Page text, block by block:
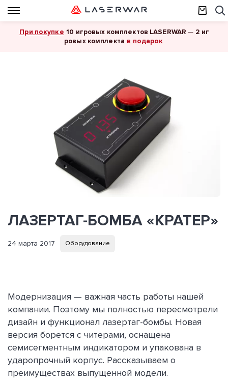
При покупке 10 игровых комплектов LASERWAR — 2 иг
ровых комплекта в подарок
ЛАЗЕРТАГ-БОМБА «КРАТЕР»
24 марта 2017 Оборудование
Модернизация — важная часть работы нашей
компании. Поэтому мы полностью пересмотрели
дизайн и функционал лазертаг-бомбы. Новая
версия борется с читерами, оснащена
семисегментным индикатором и упакована в
ударопрочный корпус. Рассказываем о
преимуществах выпущенной модели.